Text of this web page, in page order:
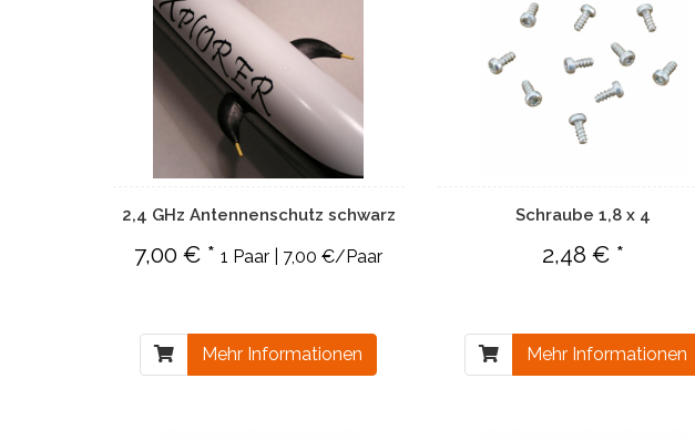
2,4 GHz Antennenschutz schwarz
7,00 € *1 Paar | 7,00 €/Paar
Mehr Informationen
Schraube 1,8 x 4
2,48 € *
Mehr Informationen